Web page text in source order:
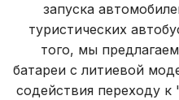
запуска
туристических
того, мы
батареи с литиевой
содействия переходу